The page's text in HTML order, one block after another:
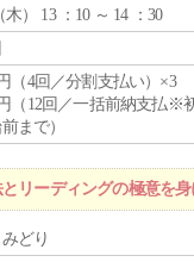
木） 13 ：10 ～ 14 ：30
（4回／分割支払い）×3
（12回／一括前納支払※
まで）
リーディングの極意を身
どり